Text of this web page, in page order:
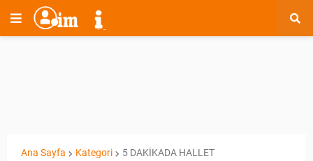
Ana Sayfa Kategori 5 DAKİKADA HALLET